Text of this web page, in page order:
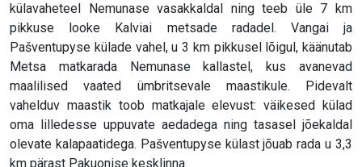
külavaheteel Nemunase vasakkaldal ning teeb üle 7 km
pikkuse looke Kalviai metsade radadel. Vangai ja
Pašventupyse külade vahel, u 3 km pikkusel lõigul, käänutab
Metsa matkarada Nemunase kallastel, kus avanevad
maalilised vaated ümbritsevale maastikule. Pidevalt
vahelduv maastik toob matkajale elevust: väikesed külad
oma lilledesse uppuvate aedadega ning tasasel jõekaldal
olevate kalapaatidega. Pašventupyse külast jõuab rada u 3,3
km pärast Pakuonise kesklinna.